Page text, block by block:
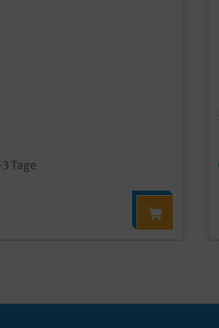
Tage